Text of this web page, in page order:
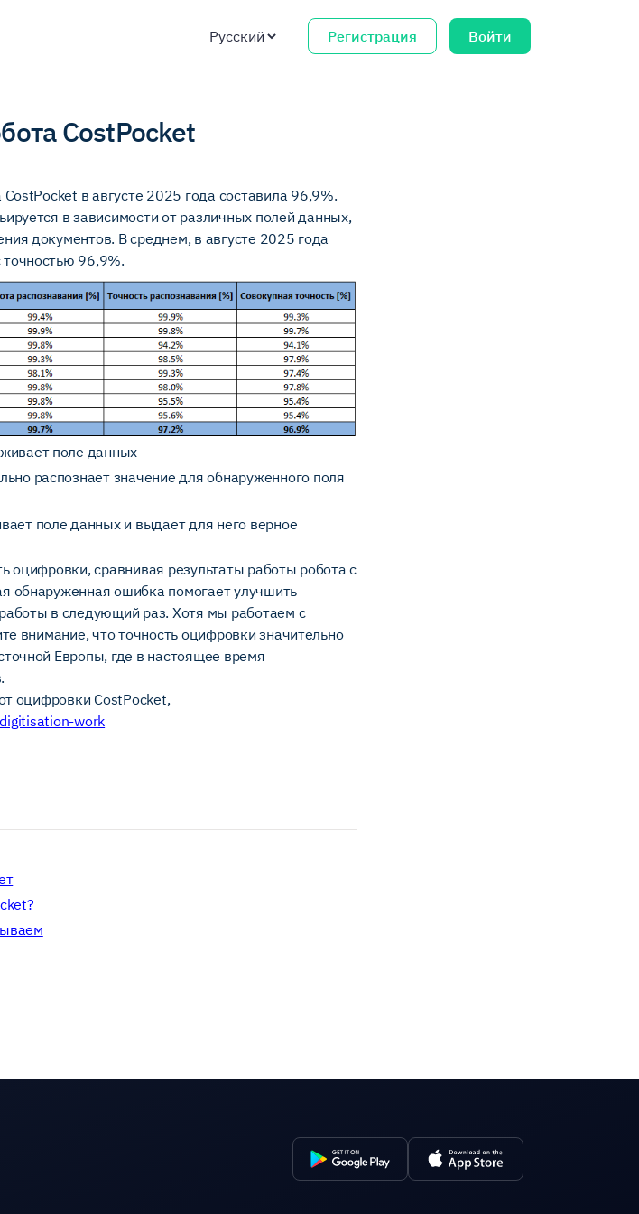
Регистрация Войти
CostPocket
в августе 2025 года составила 96,9%.
в зависимости от различных полей данных,
документов. В среднем, в августе 2025 года
96,9%.
поле данных
распознает значение для обнаруженного поля
поле данных и выдает для него верное
оцифровки, сравнивая результаты работы робота с
обнаруженная ошибка помогает улучшить
в следующий раз. Хотя мы работаем с
внимание, что точность оцифровки значительно
Европы, где в настоящее время
оцифровки CostPocket,
work